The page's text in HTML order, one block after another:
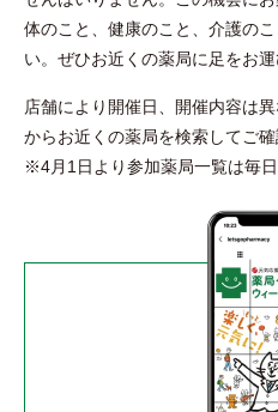
体のこと、健康のこと、介護の
い。ぜひお近くの薬局に足をお運
店舗により開催日、開催内容は
からお近くの薬局を検索してご確
※4月1日より参加薬局一覧は毎日